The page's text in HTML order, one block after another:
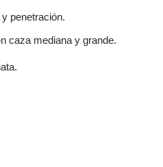
penetración.
caza mediana y grande.